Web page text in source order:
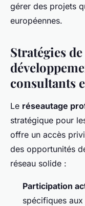
gérer des projets
européennes.
Stratégies
consultants
Le réseautage
stratégique pour
offre un accès
des opportunités
réseau solide :
Participation
spécifiques